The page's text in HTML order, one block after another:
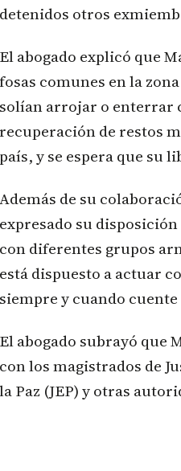
detenidos otros
El abogado explicó que
fosas comunes en la
solían arrojar o enterrar
recuperación de restos
país, y se espera que su
Además de su
expresado su
con diferentes grupos
está dispuesto a actuar
siempre y cuando
El abogado subrayó que
con los magistrados de
la Paz (JEP) y otras